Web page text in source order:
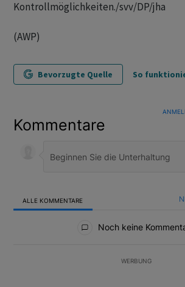
Kontrollmöglichkeiten./svv/DP/jha
(AWP)
Bevorzugte Quelle So
Kommentare
ALLE KOMMENTARE
Noch keine
WERBUNG